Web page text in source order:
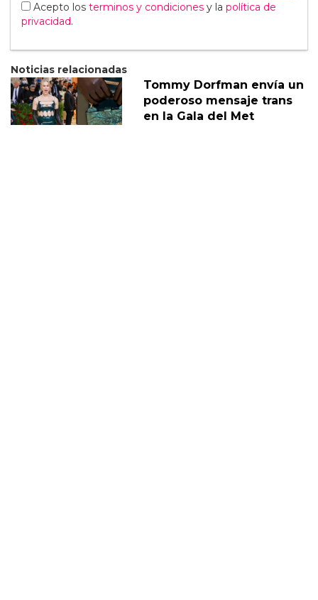
Acepto los terminos y condiciones y la política de
privacidad.
Noticias relacionadas
Tommy Dorfman envía un
poderoso mensaje trans
en la Gala del Met